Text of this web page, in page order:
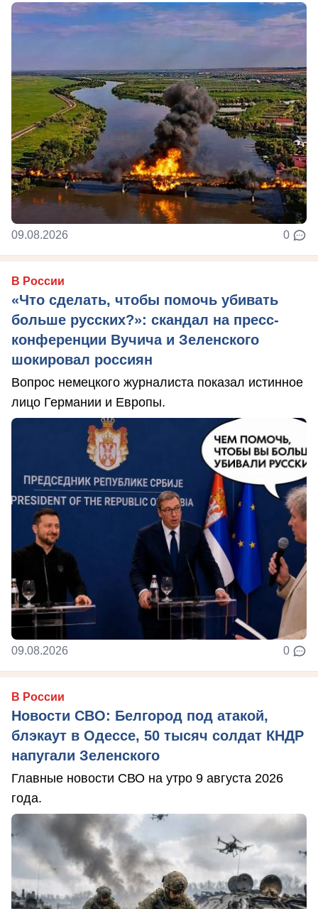
09.08.2026 0
В России
«Что сделать, чтобы помочь убивать
больше русских?»: скандал на пресс-
конференции Вучича и Зеленского
шокировал россиян
Вопрос немецкого журналиста показал истинное
лицо Германии и Европы.
09.08.2026 0
В России
Новости СВО: Белгород под атакой,
блэкаут в Одессе, 50 тысяч солдат КНДР
напугали Зеленского
Главные новости СВО на утро 9 августа 2026
года.